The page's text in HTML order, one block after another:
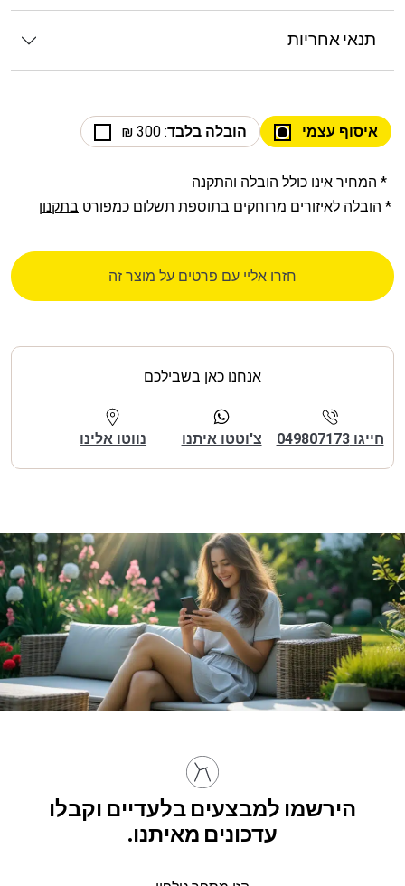
תנאי אחריות
איסוף עצמי הובלה בלבד: 300 ₪
* המחיר אינו כולל הובלה והתקנה
* הובלה לאיזורים מרוחקים בתוספת תשלום כמפורט בתקנון
חזרו אליי עם פרטים על מוצר זה
אנחנו כאן בשבילכם
חייגו 049807173 צ'וטטו איתנו נווטו אלינו
הירשמו למבצעים בלעדיים וקבלו
עדכונים מאיתנו.